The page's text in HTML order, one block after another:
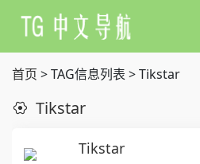
首页 > TAG信息列表 > Tikstar
Tikstar
Tikstar